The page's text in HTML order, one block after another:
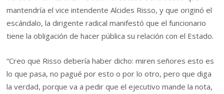
mantendría el vice intendente Alcides Risso, y que originó el
escándalo, la dirigente radical manifestó que el funcionario
tiene la obligación de hacer pública su relación con el Estado.
“Creo que Risso debería haber dicho: miren señores esto es
lo que pasa, no pagué por esto o por lo otro, pero que diga
la verdad, porque va a pedir que el ejecutivo mande la nota,